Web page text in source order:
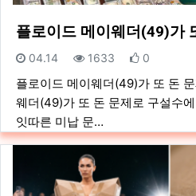
플로이드 메이웨더(49)가
등록일
04.14 조회
1633 추천
0
플로이드 메이웨더(49)가 또 돈
웨더(49)가 또 돈 문제로 구설수
잇따른 미납 문…